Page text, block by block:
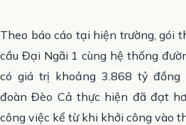
Theo báo cáo tại hiện trường, gói
cầu Đại Ngãi 1 cùng hệ thống
có giá trị khoảng 3.868 tỷ đồng
đoàn Đèo Cả thực hiện đã đạt
công việc kể từ khi khởi công vào